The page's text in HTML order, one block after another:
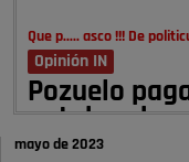
Que p..... asco !!! De
Opinión IN
Pozuelo
autobombo:
mayo de 2023